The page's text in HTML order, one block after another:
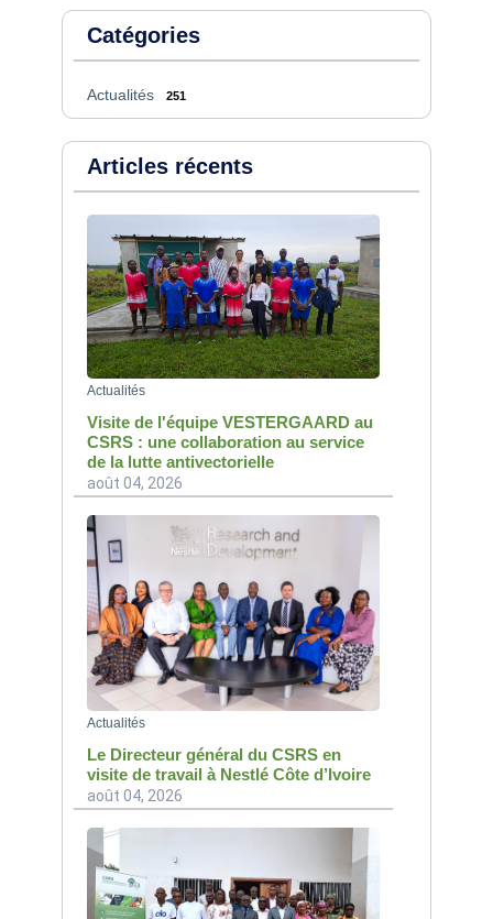
Catégories
Actualités 251
Articles récents
Actualités
Visite de l'équipe VESTERGAARD au
CSRS : une collaboration au service
de la lutte antivectorielle
août 04, 2026
Actualités
Le Directeur général du CSRS en
visite de travail à Nestlé Côte d’Ivoire
août 04, 2026